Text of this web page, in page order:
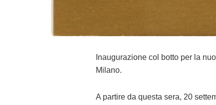
Inaugurazione col botto per la
Milano.
A partire da questa sera, 20